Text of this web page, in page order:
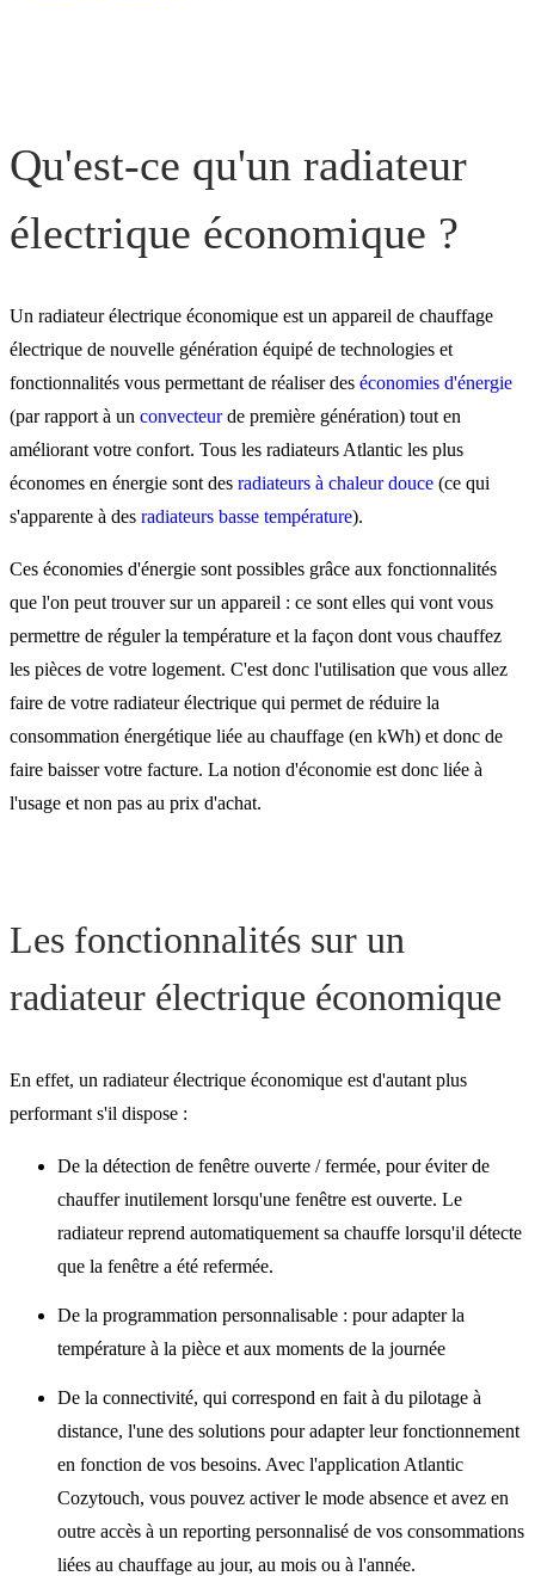
Les avantages d'un
électrique économique
Installation de radiateurs
électriques économiques :
passez par un pro !
Qu'est-ce qu'un radiateur
électrique économique ?
Un radiateur électrique économique est un appareil de chauffage
électrique de nouvelle génération équipé de technologies et
fonctionnalités vous permettant de réaliser des économies d'énergie
(par rapport à un convecteurde première génération) tout en
améliorant votre confort. Tous les radiateurs Atlantic les plus
économes en énergie sont des radiateurs à chaleur douce (ce qui
s'apparente à des radiateurs basse température).
Ces économies d'énergie sont possibles grâce aux fonctionnalités
que l'on peut trouver sur un appareil : ce sont elles qui vont vous
permettre de réguler la température et la façon dont vous chauffez
les pièces de votre logement. C'est donc l'utilisation que vous allez
faire de votre radiateur électrique qui permet de réduire la
consommation énergétique liée au chauffage (en kWh) et donc de
faire baisser votre facture. La notion d'économie est donc liée à
l'usage et non pas au prix d'achat.
Les fonctionnalités sur un
radiateur électrique économique
En effet, un radiateur électrique économique est d'autant plus
performant s'il dispose :
De la détection de fenêtre ouverte / fermée, pour éviter de
chauffer inutilement lorsqu'une fenêtre est ouverte. Le
radiateur reprend automatiquement sa chauffe lorsqu'il détecte
que la fenêtre a été refermée.
De la programmation personnalisable : pour adapter la
température à la pièce et aux moments de la journée
De la connectivité, qui correspond en fait à du pilotage à
distance, l'une des solutions pour adapter leur fonctionnement
en fonction de vos besoins. Avec l'application Atlantic
Cozytouch, vous pouvez activer le mode absence et avez en
outre accès à un reporting personnalisé de vos consommations
liées au chauffage au jour, au mois ou à l'année.